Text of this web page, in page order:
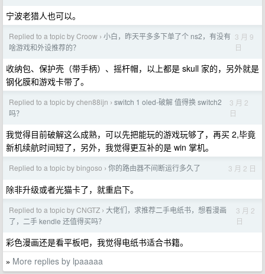
宁波老猎人也可以。
Replied to a topic by Croow › 小白，昨天平多多下单了个 ns2，有没有
啥游戏和外设推荐的？
3 月 9
日
收纳包、保护壳（带手柄）、摇杆帽，以上都是 skull 家的，另外就是
钢化膜和游戏卡带了。
Replied to a topic by chen88ijn › switch 1 oled-破解 值得换 switch2
吗？
3 月 2
日
我觉得目前破解这么成熟，可以先把能玩的游戏玩够了，再买 2,毕竟
新机续航时间短了，另外，我觉得更互补的是 win 掌机。
Replied to a topic by bingoso › 你的路由器不间断运行多久了 3 月 2 日
除非升级或者光猫卡了，就重启下。
Replied to a topic by CNGTZ › 大佬们，求推荐二手电纸书，想看漫画
了，二手 kendle 还值得买吗？
3 月 2
日
彩色漫画还是看平板吧，我觉得电纸书适合书籍。
» More replies by lpaaaaa